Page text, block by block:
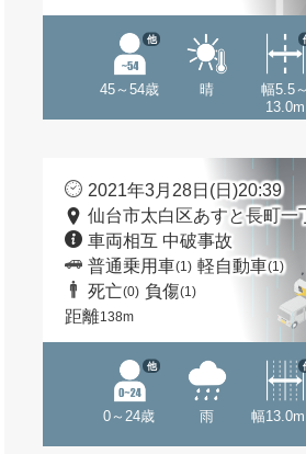
45～54歳
他
晴
幅5.5～
13.0m
2021年3月28日(日)20:39
仙台市太白区あすと長町一
車両相互 中破事故
普通乗用車(1) 軽自動車(1)
死亡(0) 負傷(1)
距離138m
0～24歳
他
雨 幅13.0m